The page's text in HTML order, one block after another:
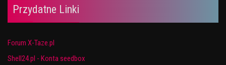
Przydatne Linki
Forum X-Taze.pl
Shell24.pl - Konta seedbox